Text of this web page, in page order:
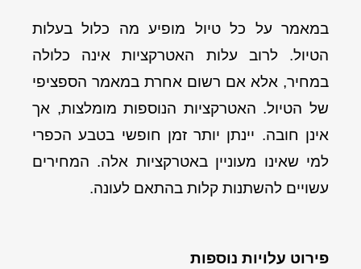
במאמר על כל טיול מופיע מה כלול בעלות
הטיול. לרוב עלות האטרקציות אינה כלולה
במחיר, אלא אם רשום אחרת במאמר הספציפי
של הטיול. האטרקציות הנוספות מומלצות, אך
אינן חובה. יינתן יותר זמן חופשי בטבע הכפרי
למי שאינו מעוניין באטרקציות אלה. המחירים
עשויים להשתנות קלות בהתאם לעונה.
פירוט עלויות נוספות